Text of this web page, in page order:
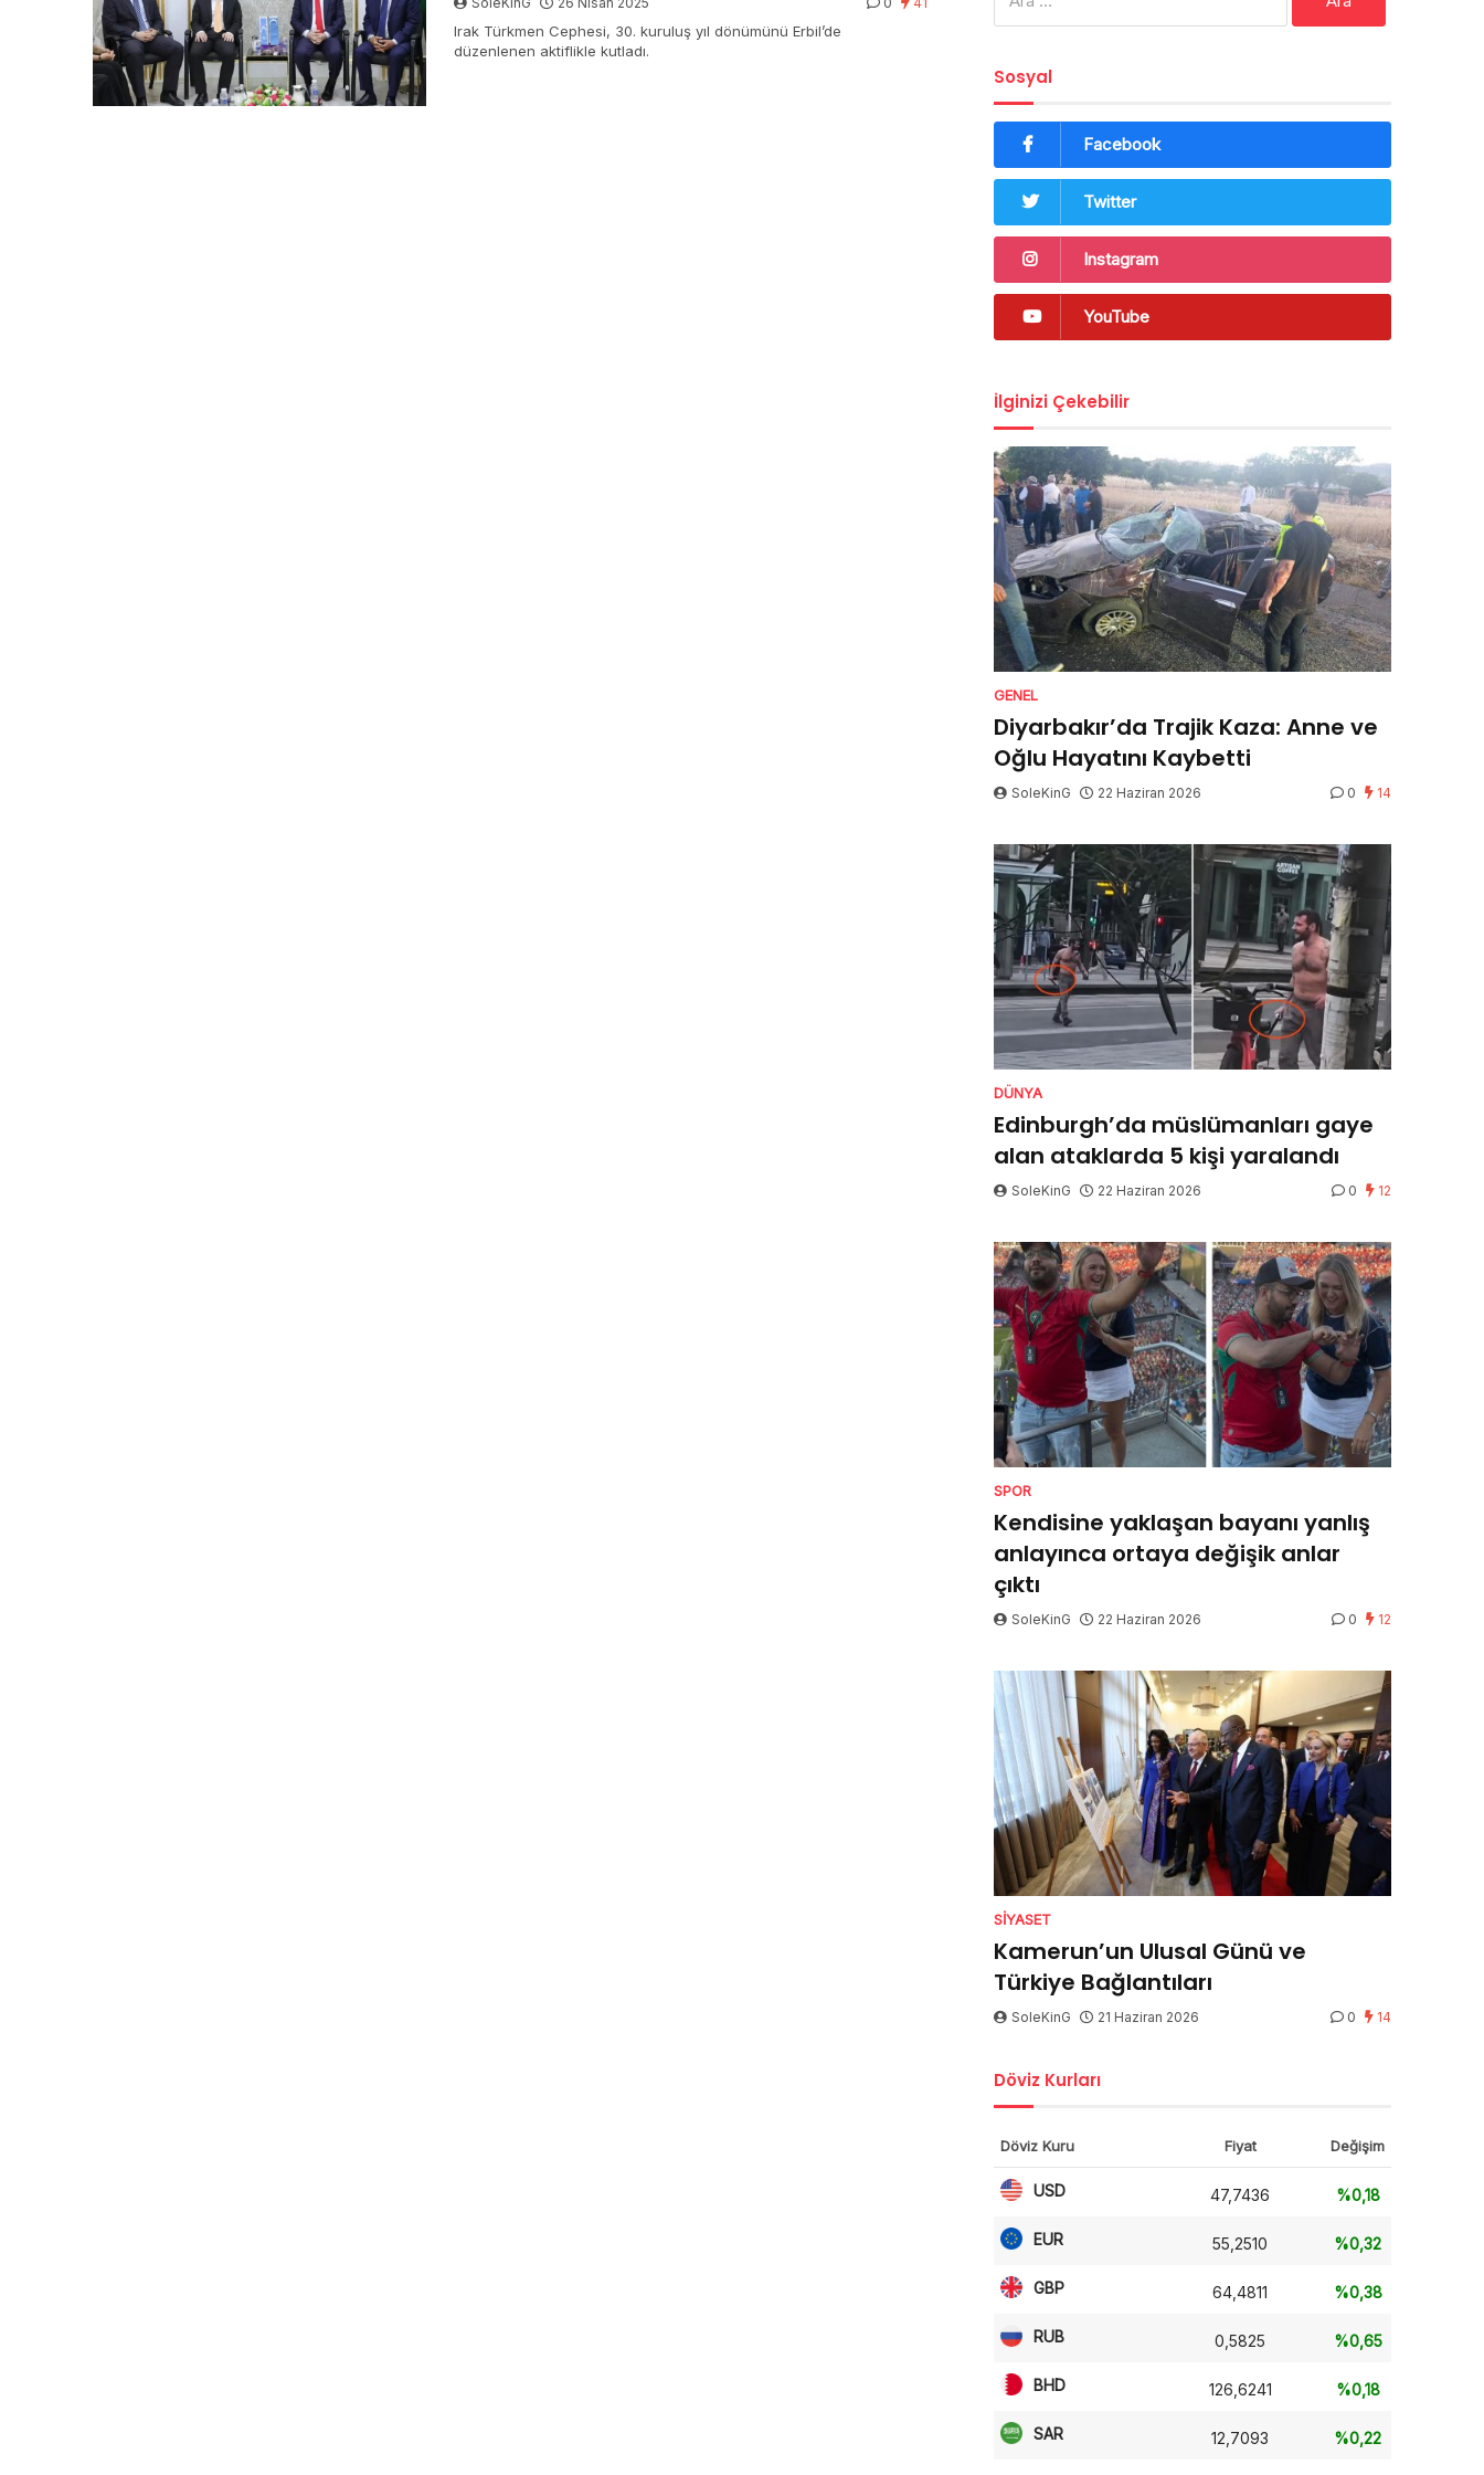
Irak Türkmen Cephesi, 30. kuruluş yıl dönümünü Erbil’de
düzenlenen aktiflikle kutladı.
Sosyal
Facebook
Twitter
Instagram
YouTube
İlginizi Çekebilir
GENEL
Diyarbakır’da Trajik Kaza: Anne ve
Oğlu Hayatını Kaybetti
SoleKinG 22 Haziran 2026 0 14
DÜNYA
Edinburgh’da müslümanları gaye
alan ataklarda 5 kişi yaralandı
SoleKinG 22 Haziran 2026 0 12
SPOR
Kendisine yaklaşan bayanı yanlış
anlayınca ortaya değişik anlar
çıktı
SoleKinG 22 Haziran 2026 0 12
SIYASET
Kamerun’un Ulusal Günü ve
Türkiye Bağlantıları
SoleKinG 21 Haziran 2026 0 14
Döviz Kurları
Döviz Kuru Fiyat Değişim
USD 47,7436 %0,18
EUR 55,2510 %0,32
GBP 64,4811 %0,38
RUB 0,5825 %0,65
BHD 126,6241 %0,18
SAR 12,7093 %0,22